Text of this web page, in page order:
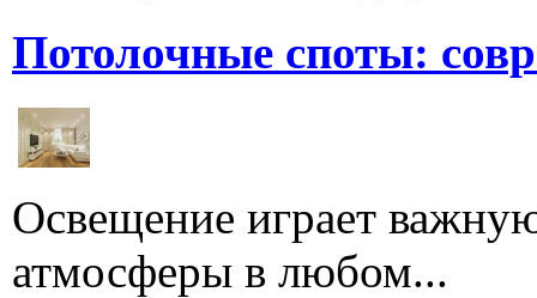
Потолочные споты:
Освещение играет
атмосферы в любом...